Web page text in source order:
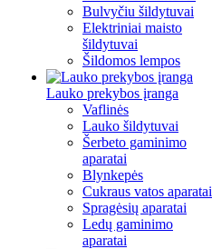
Bulvyčiu šildytuvai
Elektriniai maisto
šildytuvai
Šildomos lempos
Lauko prekybos įranga
Vaflinės
Lauko šildytuvai
Šerbeto gaminimo
aparatai
Blynkepės
Cukraus vatos aparatai
Spragėsių aparatai
Ledų gaminimo
aparatai